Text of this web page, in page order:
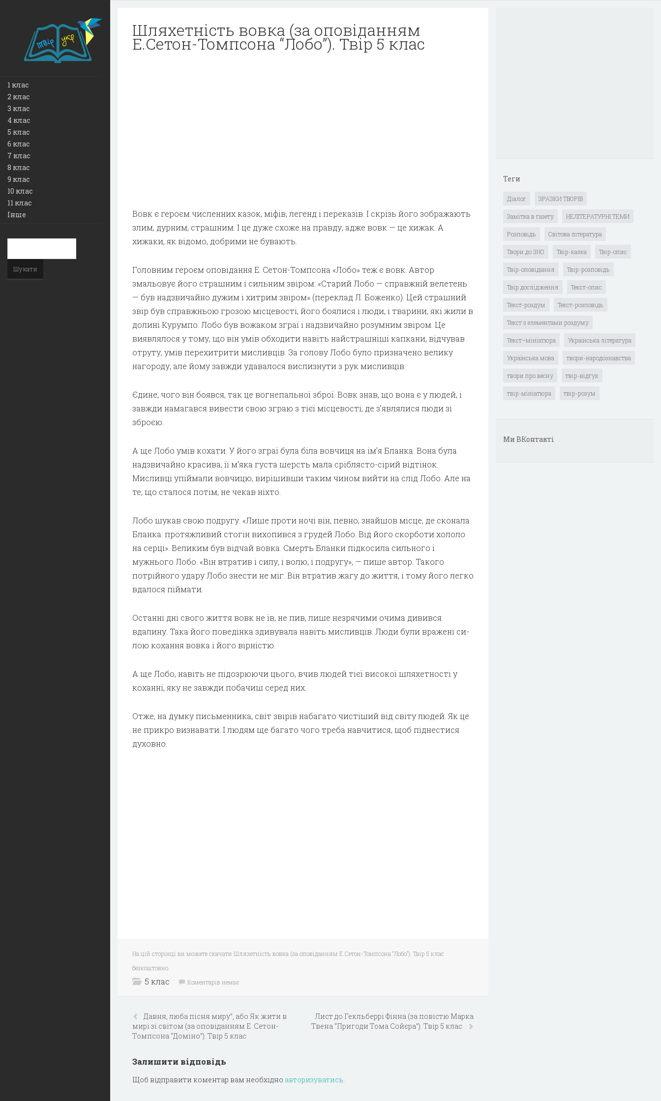
1 клас
2 клас
3 клас
4 клас
5 клас
6 клас
7 клас
8 клас
9 клас
10 клас
11 клас
Інше
Шляхетність вовка (за оповіданням
Е.Сетон-Томпсона “Лобо”). Твір 5 клас
Вовк є героєм численних казок, міфів, легенд і переказів. І скрізь його зобра­жають
злим, дурним, страшним. І це дуже схоже на правду, адже вовк — це хижак. А
хижаки, як відомо, добрими не бувають.
Головним героєм оповідання Е. Сетон-Томпсона «Лобо» теж є вовк. Автор
змальовує його страшним і сильним звіром: «Старий Лобо — справжній веле­тень
— був надзвичайно дужим і хитрим звіром» (переклад Л. Боженко). Цей страшний
звір був справжньою грозою місцевості, його боялися і люди, і твари­ни, які жили в
долині Курумпо. Лобо був вожаком зграї і надзвичайно розумним звіром. Це
виявлялося у тому, що він умів обходити навіть найстрашніші капкани, відчував
отруту, умів перехитрити мисливців. За голову Лобо було призначено ве­лику
нагороду, але йому завжди удавалося вислизнути з рук мисливців.
Єдине, чого він боявся, так це вогнепальної зброї. Вовк знав, що вона є у людей, і
завжди намагався вивести свою зграю з тієї місцевості, де з’являлися люди зі
зброєю.
А ще Лобо умів кохати. У його зграї була біла вовчиця на ім’я Бланка. Вона була
надзвичайно красива, її м’яка густа шерсть мала сріблясто-сірий відтінок.
Мисливці упіймали вовчицю, вирішивши таким чином вийти на слід Лобо. Але на
те, що сталося потім, не чекав ніхто.
Лобо шукав свою подругу. «Лише проти ночі він, певно, знайшов місце, де сконала
Бланка: протяжливий стогін вихопився з грудей Лобо. Від його скорботи хололо
на серці». Великим був відчай вовка. Смерть Бланки підкосила сильного і
мужнього Лобо. «Він втратив і силу, і волю, і подругу», — пише автор. Такого
потрійного удару Лобо знести не міг. Він втратив жагу до життя, і тому його лег­ко
вдалося піймати.
Останні дні свого життя вовк не їв, не пив, лише незрячими очима дивився
вдалину. Така його поведінка здивувала навіть мисливців. Люди були вражені си­
лою кохання вовка і його вірністю.
А ще Лобо, навіть не підозрюючи цього, вчив людей тієї високої шляхетності у
коханні, яку не завжди побачиш серед них.
Отже, на думку письменника, світ звірів набагато чистіший від світу людей. Як це
не прикро визнавати. І людям ще багато чого треба навчитися, щоб підне­стися
духовно.
На цій сторінці ви можете скачати Шляхетність вовка (за оповіданням Е.Сетон-Томпсона “Лобо”). Твір 5 клас
безкоштовно.
5 клас Коментарів немає
Давня, люба пісня миру”, або Як жити в
мирі зі світом (за оповіданням Е. Сетон-
Томпсона “Доміно”). Твір 5 клас
Лист до Гекльберрі Фінна (за повістю Марка
Твена “Пригоди Тома Сойєра”). Твір 5 клас
Залишити відповідь
Щоб відправити коментар вам необхідно авторизуватись.
Теги
Діалог ЗРАЗКИ ТВОРІВ
Замітка в газету НЕЛІТЕРАТУРНІ ТЕМИ
Розповідь Світова література
Твори до ЗНО Твір-казка Твір-опис
Твір-оповідання Твір-розповідь
Твір дослідження Текст-опис
Текст-роздум Текст-розповідь
Текст з елементами роздуму
Текст–мініатюра Українська література
Українська мова твори-народознавства
твори про весну твір-відгук
твір-мініатюра твір-розум
Ми ВКонтакті